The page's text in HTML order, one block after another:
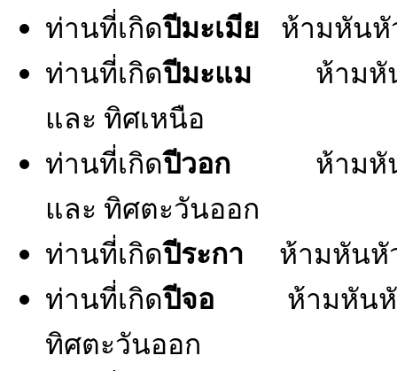
ท่านที่เกิดปีมะเมีย ห้ามหันหั
ท่านที่เกิดปีมะแม
ห้ามหัน
และ ทิศเหนือ
ท่านที่เกิดปีวอก
ห้ามหันหั
และ ทิศตะวันออก
ท่านที่เกิดปีระกา ห้ามหันหัว
ท่านที่เกิดปีจอ
ห้ามหันหัวน
ทิศตะวันออก